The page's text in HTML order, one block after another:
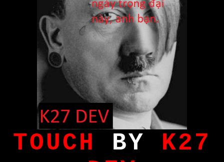
TOUCH BY K27